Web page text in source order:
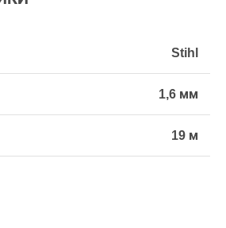
Stihl
1,6 мм
19 м